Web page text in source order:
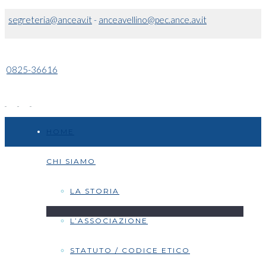
segreteria@anceav.it- anceavellino@pec.ance.av.it
0825-36616
CHI SIAMO
LA STORIA
L’ASSOCIAZIONE
STATUTO / CODICE ETICO